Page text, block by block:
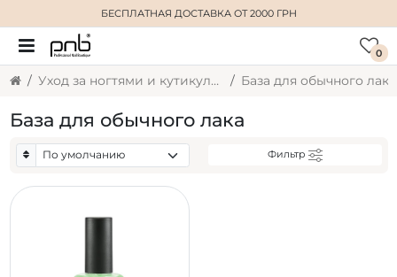
БЕСПЛАТНАЯ ДОСТАВКАОТ 2000 ГРН
0
Уход за ногтями и кутикулой База для обычного лака
База для обычного лака
Фильтр